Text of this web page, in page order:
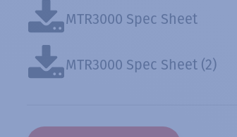
MTR3000 Spec Sheet
MTR3000 Spec Sheet (2)